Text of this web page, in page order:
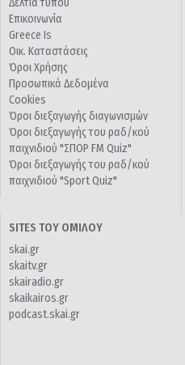
Δελτία τύπου
Επικοινωνία
Greece Is
Οικ. Καταστάσεις
Όροι Χρήσης
Προσωπικά Δεδομένα
Cookies
Όροι διεξαγωγής διαγωνισμών
Όροι διεξαγωγής του ραδ/κού
παιχνιδιού "ΣΠΟΡ FM Quiz"
Όροι διεξαγωγής του ραδ/κού
παιχνιδιού "Sport Quiz"
SITES ΤΟΥ ΟΜΙΛΟΥ
skai.gr
skaitv.gr
skairadio.gr
skaikairos.gr
podcast.skai.gr